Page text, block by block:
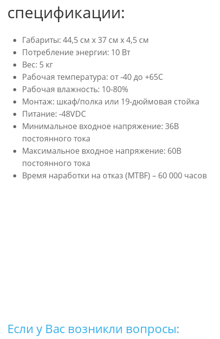
спецификации:
Габариты: 44,5 см х 37 см х 4,5 см
Потребление энергии: 10 Вт
Вес: 5 кг
Рабочая температура: от -40 до +65C
Рабочая влажность: 10-80%
Монтаж: шкаф/полка или 19-дюймовая стойка
Питание: -48VDC
Минимальное входное напряжение: 36В
постоянного тока
Максимальное входное напряжение: 60В
постоянного тока
Время наработки на отказ (MTBF) – 60 000 часов
Если у Вас возникли вопросы: